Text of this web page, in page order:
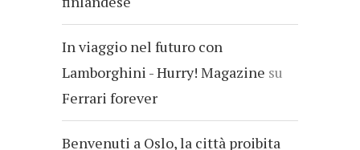
In viaggio nel futuro con
Lamborghini - Hurry! Magazine su
Ferrari forever
Benvenuti a Oslo, la città proibita